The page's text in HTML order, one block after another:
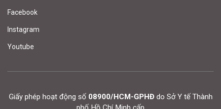
Facebook
Instagram
Youtube
Giấy phép hoạt động số 08900/HCM-GPHĐdo Sở Y tế Thành